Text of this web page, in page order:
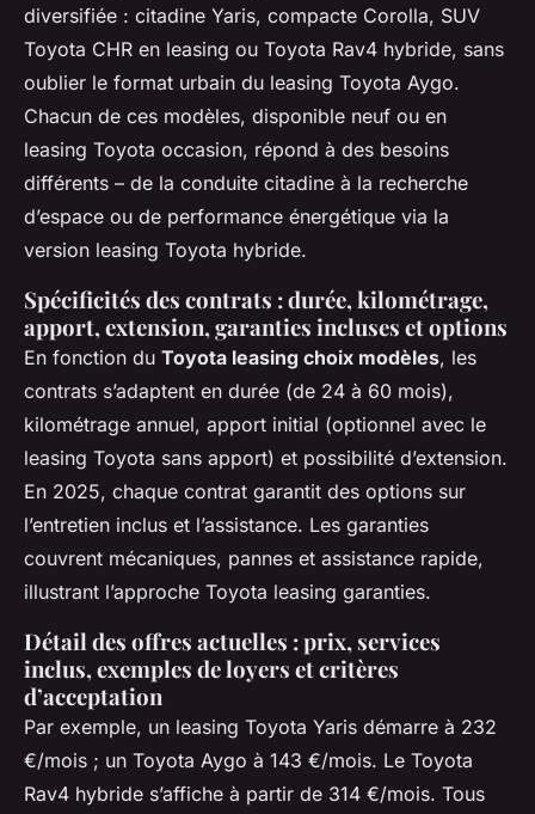
diversifiée : citadine Yaris, compacte Corolla, SUV
Toyota CHR en leasing ou Toyota Rav4 hybride, sans
oublier le format urbain du leasing Toyota Aygo.
Chacun de ces modèles, disponible neuf ou en
leasing Toyota occasion, répond à des besoins
différents – de la conduite citadine à la recherche
d’espace ou de performance énergétique via la
version leasing Toyota hybride.
Spécificités des contrats : durée, kilométrage,
apport, extension, garanties incluses et options
En fonction du Toyota leasing choix modèles, les
contrats s’adaptent en durée (de 24 à 60 mois),
kilométrage annuel, apport initial (optionnel avec le
leasing Toyota sans apport) et possibilité d’extension.
En 2025, chaque contrat garantit des options sur
l’entretien inclus et l’assistance. Les garanties
couvrent mécaniques, pannes et assistance rapide,
illustrant l’approche Toyota leasing garanties.
Détail des offres actuelles : prix, services
inclus, exemples de loyers et critères
d’acceptation
Par exemple, un leasing Toyota Yaris démarre à 232
€/mois ; un Toyota Aygo à 143 €/mois. Le Toyota
Rav4 hybride s’affiche à partir de 314 €/mois. Tous